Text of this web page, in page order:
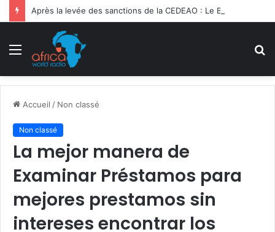
Menu
Accueil / Non classé
Non classé
La mejor manera de
Examinar Préstamos para
mejores prestamos sin
intereses encontrar los